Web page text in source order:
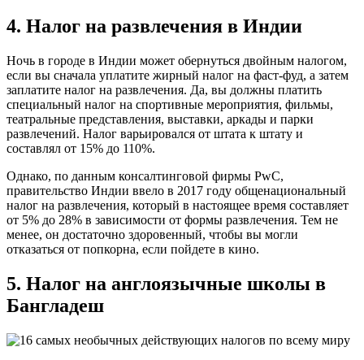
4. Налог на развлечения в Индии
Ночь в городе в Индии может обернуться двойным налогом,
если вы сначала уплатите жирный налог на фаст-фуд, а затем
заплатите налог на развлечения. Да, вы должны платить
специальный налог на спортивные мероприятия, фильмы,
театральные представления, выставки, аркады и парки
развлечений. Налог варьировался от штата к штату и
составлял от 15% до 110%.
Однако, по данным консалтинговой фирмы PwC,
правительство Индии ввело в 2017 году общенациональный
налог на развлечения, который в настоящее время составляет
от 5% до 28% в зависимости от формы развлечения. Тем не
менее, он достаточно здоровенный, чтобы вы могли
отказаться от попкорна, если пойдете в кино.
5. Налог на англоязычные школы в
Бангладеш